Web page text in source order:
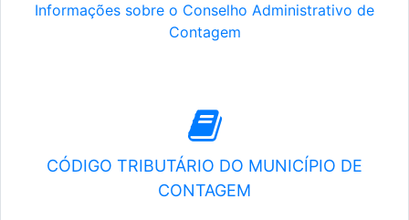
Informações sobre o Conselho Administrativo de
Contagem
CÓDIGO TRIBUTÁRIO DO MUNICÍPIO DE
CONTAGEM